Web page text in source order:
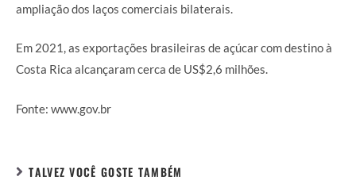
ampliação dos laços comerciais bilaterais.
Em 2021, as exportações brasileiras de açúcar com destino à
Costa Rica alcançaram cerca de US$2,6 milhões.
Fonte: www.gov.br
TALVEZ VOCÊ GOSTE TAMBÉM